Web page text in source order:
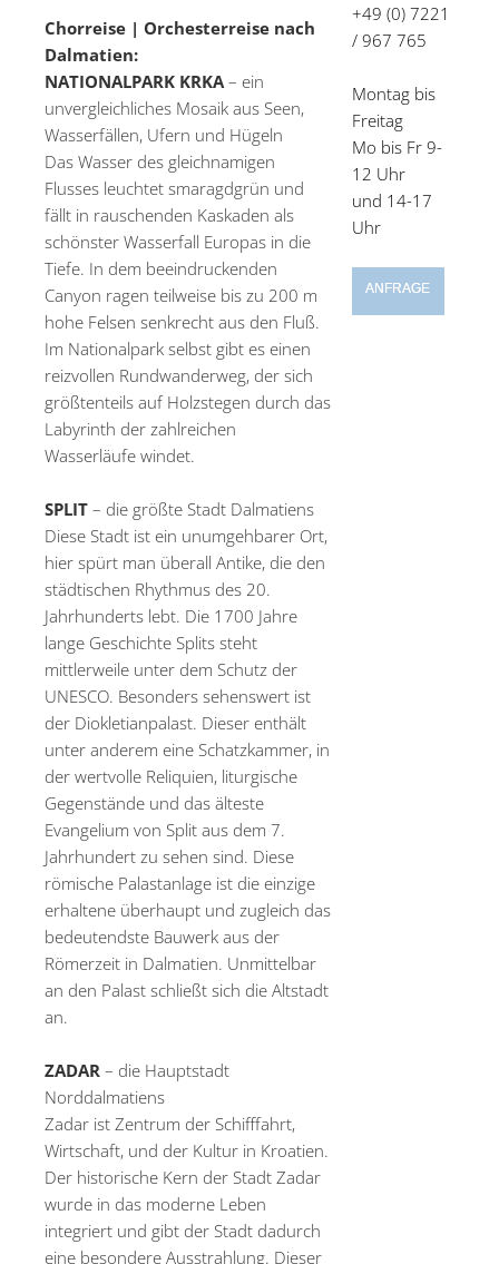
Chorreise | Orchesterreise nach
Dalmatien:
NATIONALPARK KRKA – ein
unvergleichliches Mosaik aus Seen,
Wasserfällen, Ufern und Hügeln
Das Wasser des gleichnamigen
Flusses leuchtet smaragdgrün und
fällt in rauschenden Kaskaden als
schönster Wasserfall Europas in die
Tiefe. In dem beeindruckenden
Canyon ragen teilweise bis zu 200 m
hohe Felsen senkrecht aus den Fluß.
Im Nationalpark selbst gibt es einen
reizvollen Rundwanderweg, der sich
größtenteils auf Holzstegen durch das
Labyrinth der zahlreichen
Wasserläufe windet.
SPLIT – die größte Stadt Dalmatiens
Diese Stadt ist ein unumgehbarer Ort,
hier spürt man überall Antike, die den
städtischen Rhythmus des 20.
Jahrhunderts lebt. Die 1700 Jahre
lange Geschichte Splits steht
mittlerweile unter dem Schutz der
UNESCO. Besonders sehenswert ist
der Diokletianpalast. Dieser enthält
unter anderem eine Schatzkammer, in
der wertvolle Reliquien, liturgische
Gegenstände und das älteste
Evangelium von Split aus dem 7.
Jahrhundert zu sehen sind. Diese
römische Palastanlage ist die einzige
erhaltene überhaupt und zugleich das
bedeutendste Bauwerk aus der
Römerzeit in Dalmatien. Unmittelbar
an den Palast schließt sich die Altstadt
an.
ZADAR – die Hauptstadt
Norddalmatiens
Zadar ist Zentrum der Schifffahrt,
Wirtschaft, und der Kultur in Kroatien.
Der historische Kern der Stadt Zadar
wurde in das moderne Leben
integriert und gibt der Stadt dadurch
eine besondere Ausstrahlung. Dieser
+49 (0) 7221
/ 967 765
Montag bis
Freitag
Mo bis Fr 9-
12 Uhr
und 14-17
Uhr
ANFRAGE